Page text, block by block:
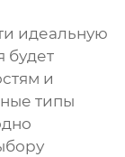
идеальную
будет
и
типы